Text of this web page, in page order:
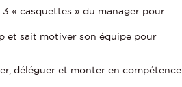
« casquettes » du manager pour
et sait motiver son équipe pour
déléguer et monter en compétence